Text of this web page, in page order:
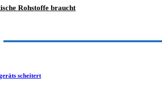
Rohstoffe braucht
scheitert